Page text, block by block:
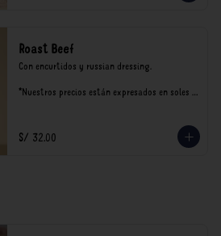
Roast Beef
Con encurtidos y russian dressing.
*Nuestros precios están expresados en soles e
S/ 32.00